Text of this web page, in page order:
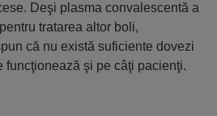
Deşi plasma convalescentă a
tratarea altor boli,
că nu există suficiente dovezi
funcţionează şi pe câţi pacienţi.